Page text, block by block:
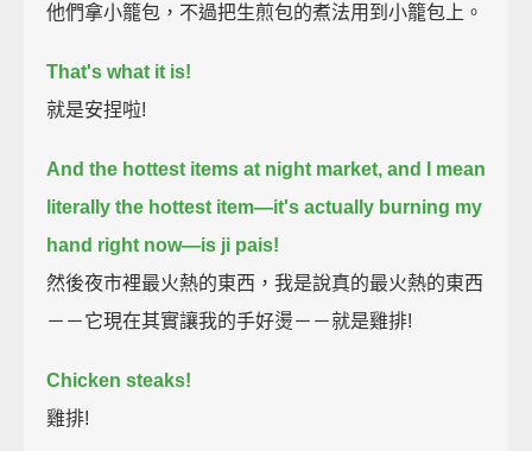
他們拿小籠包，不過把生煎包的煮法用到小籠包上。
That's what it is!
就是安捏啦!
And the hottest items at night market, and I mean
literally the hottest item—it's actually burning my
hand right now—is ji pais!
然後夜市裡最火熱的東西，我是說真的最火熱的東西
－－它現在其實讓我的手好燙－－就是雞排!
Chicken steaks!
雞排!